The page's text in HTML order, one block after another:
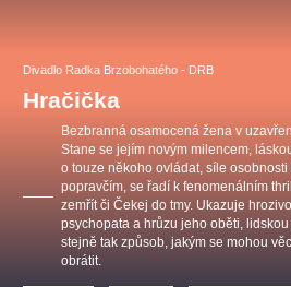
Divadlo Radka Brzobohatého - DRB
Hračička
Bezbranná osamocená žena v
Stane se jejím novým milencem,
o touze někoho ovládat, síle
popravčím, se řadí k fenomenálním
zemřít či Čekej do tmy. Ukazuje
psychopata a hrůzu jeho oběti,
stejně tak způsob, jakým se mohou
obrátit.
OBYČEJNÁ HOLKA
Agentura 44, s.r.o.
Pink Panther
Ostatní hledají
muzikálypraha
Nejnavštěvovanější